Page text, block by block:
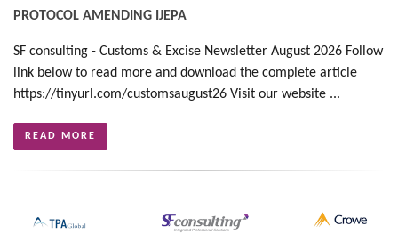
PROTOCOL AMENDING IJEPA
SF consulting - Customs & Excise Newsletter August 2026 Follow
link below to read more and download the complete article
https://tinyurl.com/customsaugust26 Visit our website ...
READ MORE